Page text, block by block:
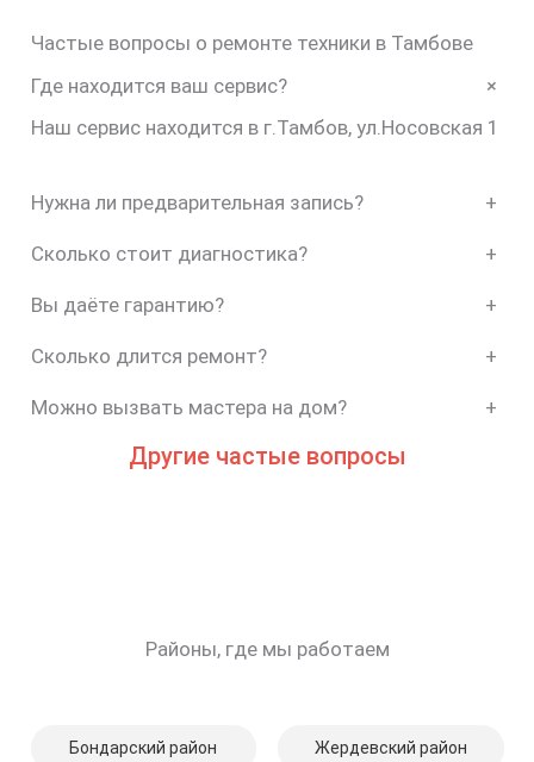
Частые вопросы о ремонте техники в Тамбове
Где находится ваш сервис?
+
Наш сервис находится в г.Тамбов, ул.Носовская 1
Нужна ли предварительная запись? +
Сколько стоит диагностика? +
Вы даёте гарантию? +
Сколько длится ремонт? +
Можно вызвать мастера на дом? +
Другие частые вопросы
Районы, где мы работаем
Бондарский район Жердевский район